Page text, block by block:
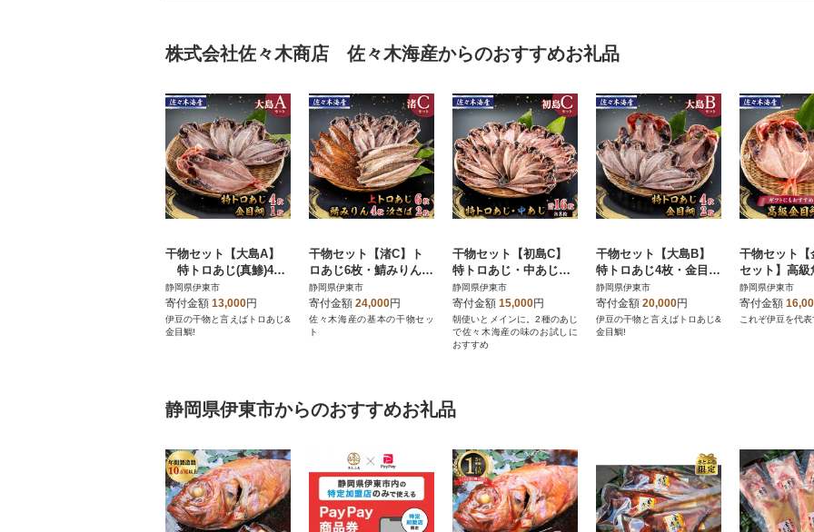
株式会社佐々木商店 佐々木海産からのおすすめお礼品
干物セット【大島A】
特トロあじ(真鯵)4
枚・金目鯛1枚 伊豆・
伊東のひもの詰め合わ
せ 静岡県伊東市
静岡県伊東市
寄付金額 13,000円
伊豆の干物と言えばトロあじ&
金目鯛!
干物セット【渚C】ト
ロあじ6枚・鯖みりん4
枚・汐さば2枚 伊豆・
伊東の干物詰め合せ
静岡県伊東市
寄付金額 24,000円
佐々木海産の基本の干物セッ
ト
干物セット【初島C】
特トロあじ・中あじ各8
枚 伊豆・伊東の干物
詰め合わせ
静岡県伊東市
寄付金額 15,000円
朝使いとメインに。2種のあじ
で佐々木海産の味のお試しに
おすすめ
干物セット【大島B】
特トロあじ4枚・金目鯛
2枚 伊豆・伊東のひも
の詰め合わせ 静岡県
伊東市
静岡県伊東市
寄付金額 20,000円
伊豆の干物と言えばトロあじ&
金目鯛!
干物セット【
セット】高級
干物2枚セッ
伊東の干物詰
静岡県伊東市
寄付金額
これぞ伊豆を代
静岡県伊東市からのおすすめお礼品